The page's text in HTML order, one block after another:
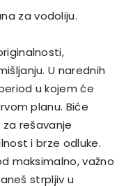
za vodoliju.
U narednih
u kojem će
planu. Biće
rešavanje
i brze odluke.
maksimalno, važno
strpljiv u